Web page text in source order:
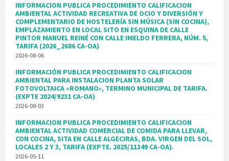
INFORMACION PUBLICA PROCEDIMIENTO CALIFICACION
AMBIENTAL ACTIVIDAD RECREATIVA DE OCIO Y DIVERSIÓN Y
COMPLEMENTARIO DE HOSTELERÍA SIN MÚSICA (SIN COCINA),
EMPLAZAMIENTO EN LOCAL SITO EN ESQUINA DE CALLE
PINTOR MANUEL REINÉ CON CALLE IMELDO FERRERA, NÚM. 5,
TARIFA (2026_2686 CA-OA)
2026-08-06
INFORMACIÓN PUBLICA PROCEDIMIENTO CALIFICACION
AMBIENTAL PARA INSTALACION PLANTA SOLAR
FOTOVOLTAICA «ROMANO», TERMINO MUNICIPAL DE TARIFA.
(EXPTE 2024/9231 CA-OA)
2026-08-03
INFORMACION PUBLICA PROCEDIMIENTO CALIFICACION
AMBIENTAL ACTIVIDAD COMERCIAL DE COMIDA PARA LLEVAR,
CON COCINA, SITA EN CALLE ALGECIRAS, BDA. VIRGEN DEL SOL,
LOCALES 2 Y 3, TARIFA (EXPTE. 2025/11349 CA-OA).
2026-05-11